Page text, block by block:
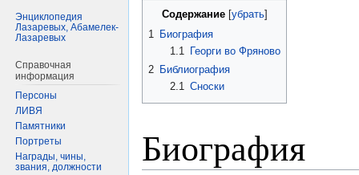
Перейти
навигации
Перейти
Содержание
1 Биография
1.1
Георги во Фряново
2 Библиография
2.1
Сноски
Биография
Энциклопедия
Лазаревых, Абамелек-
Лазаревых
Справочная
информация
Персоны
ЛИВЯ
Памятники
Портреты
Награды, чины,
звания, должности